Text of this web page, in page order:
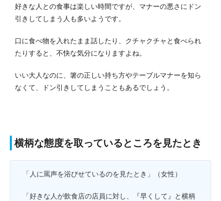
好きな人との食事は楽しい時間ですが、マナーの悪さにドン
引きしてしまう人も多いようです。
口に食べ物を入れたまま話したり、クチャクチャと食べられ
たりすると、不快な気分になりますよね。
いい大人なのに、箸の正しい持ち方やテーブルマナーを知ら
なくて、ドン引きしてしまうこともあるでしょう。
横柄な態度を取っているところを見たとき
「人に罵声を浴びせているのを見たとき」（女性）
「好きな人が飲食店の店員に対し、『早くして』と横柄